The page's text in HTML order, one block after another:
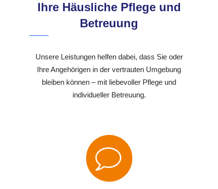
Ihre Häusliche Pflege und
Betreuung
Unsere Leistungen helfen dabei, dass Sie oder
Ihre Angehörigen in der vertrauten Umgebung
bleiben können – mit liebevoller Pflege und
individueller Betreuung.